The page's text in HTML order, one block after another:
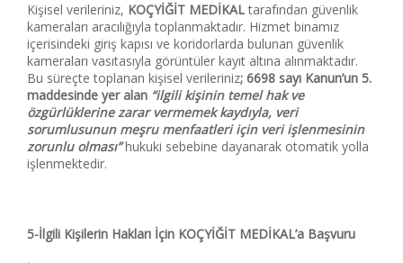
Kişisel verileriniz, KOÇYİĞİT MEDİKALtarafından güvenlik
kameraları aracılığıyla toplanmaktadır. Hizmet binamız
içerisindeki giriş kapısı ve koridorlarda bulunan güvenlik
kameraları vasıtasıyla görüntüler kayıt altına alınmaktadır.
Bu süreçte toplanan kişisel verileriniz; 6698 sayı Kanun’un 5.
maddesinde yer alan “ilgili kişinin temel hak ve
özgürlüklerine zarar vermemek kaydıyla, veri
sorumlusunun meşru menfaatleri için veri işlenmesinin
zorunlu olması”hukuki sebebine dayanarak otomatik yolla
işlenmektedir.
5-İlgili Kişilerin Hakları İçin KOÇYİĞİT MEDİKAL’a Başvuru